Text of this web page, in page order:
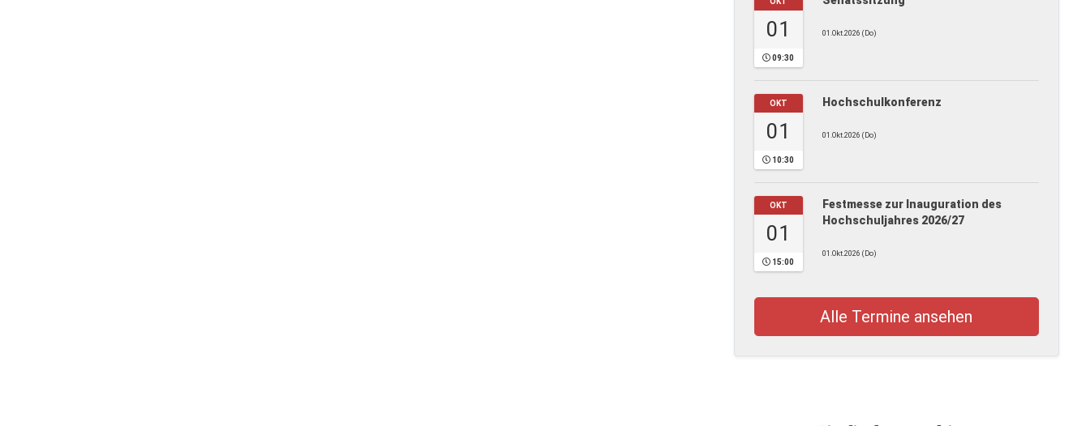
01
09:30
01.Okt.2026 (Do)
OKT
01
10:30
Hochschulkonferenz
01.Okt.2026 (Do)
OKT
01
15:00
Festmesse zur Inauguration des
Hochschuljahres 2026/27
01.Okt.2026 (Do)
Alle Termine ansehen